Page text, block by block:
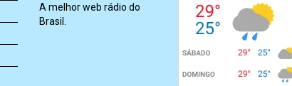
A melhor web rádio do
Brasil.